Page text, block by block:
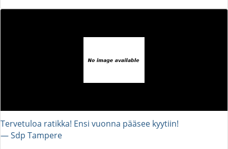
Tervetuloa ratikka! Ensi vuonna pääsee kyytiin!
― Sdp Tampere